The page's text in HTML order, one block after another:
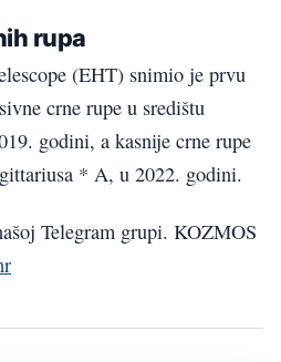
rupa
(EHT) snimio je prvu
crne rupe u središtu
godini, a kasnije crne rupe
* A, u 2022. godini.
Telegram grupi. KOZMOS